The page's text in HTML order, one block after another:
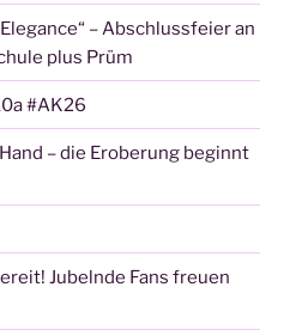
– Abschlussfeier an
plus Prüm
#AK26
– die Eroberung beginnt
Jubelnde Fans freuen